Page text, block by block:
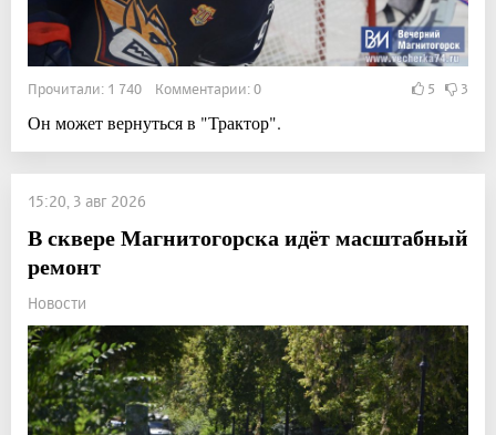
Прочитали: 1 740 Комментарии: 0 5 3
Он может вернуться в "Трактор".
15:20, 3 авг 2026
В сквере Магнитогорска идёт масштабный
ремонт
Новости